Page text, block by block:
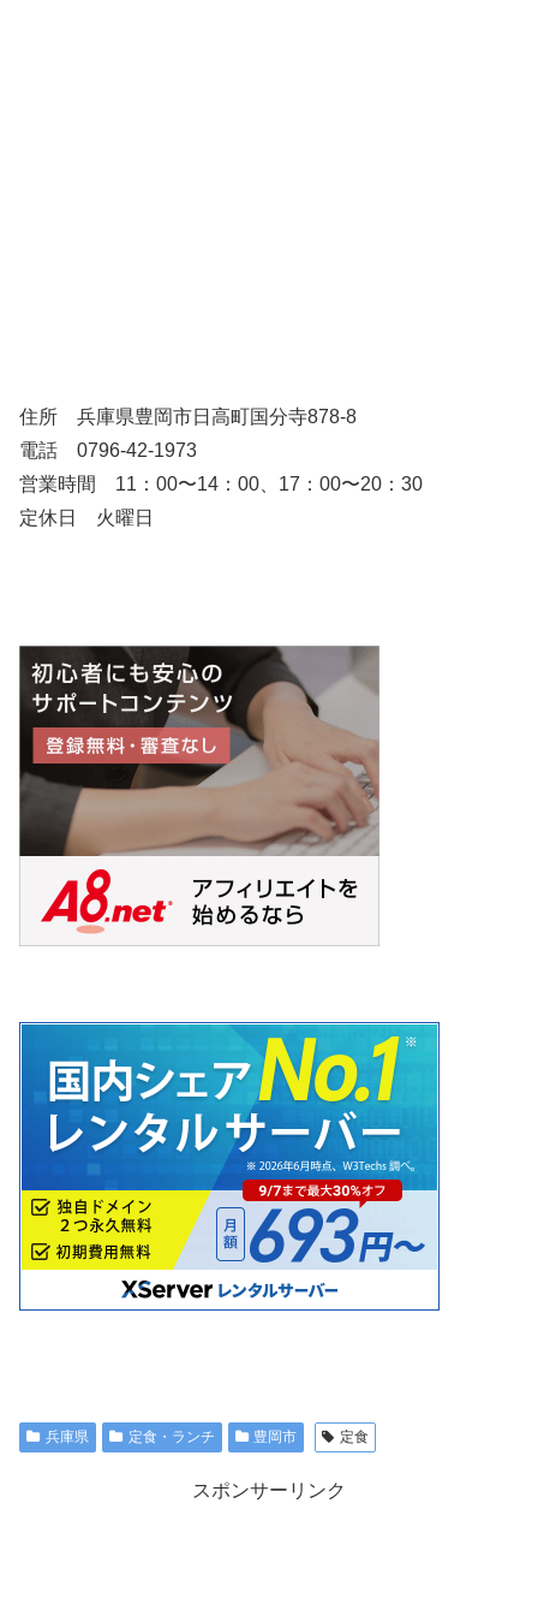
住所 兵庫県豊岡市日高町国分寺878-8
電話 0796-42-1973
営業時間 11：00〜14：00、17：00〜20：30
定休日 火曜日
兵庫県 定食・ランチ 豊岡市 定食
スポンサーリンク